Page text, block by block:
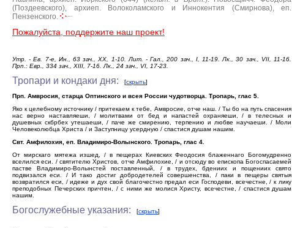
(Поздеевского), архиеп. Волоколамского и Иннокентия (Смирнова), еп.
Пензенского.
Пожалуйста, поддержите наш проект!
Утр. - Ев. 7-е, Ин., 63 зач., ХХ, 1-10. Лит. - Гал., 200 зач., I, 11-19. Лк., 30 зач., VII, 11-16.
Прп.: Евр., 334 зач., XIII, 7-16. Лк., 24 зач., VI, 17-23.
Тропари и кондаки дня: [скрыть]
Прп. Амвросия, старца Оптинского и всея России чудотворца. Тропарь, глас 5.
Яко к целебному источнику / притекаем к тебе, Амвросие, отче наш. / Ты бо на путь спасения
нас верно наставляеши, / молитвами от бед и напастей охраняеши, / в телесных и
душевных скбрбех утешаеши, / паче же смирению, терпению и любве научаеши. / Моли
Человеколюбца Христа / и Заступницу усердную / спастися душам нашим.
Свт. Амфилохия, еп. Владимиро-Волынского. Тропарь, глас 4.
От мирскаго мятежа изшед, / в пещерах Киевских Феодосия блаженнаго Богомудренно
вселился еси. / святителю Христов, отче Амфилохие, / и отсюду во епископа Богоспасаемей
пастве Владимиро-Волынстей поставленный, / в трудех, бдениих и пощениих свято
подвизался еси. / И тако достиг добродетелей совершенства, / паки в пещеры святыя
возвратился еси, / идеже и дух свой благочестно предал еси Господеви, всечестне, / к лику
преподобных Печерских причтен, / с ними же молися Христу, всечестне, / спастися душам
нашим.
Богослужебные указания: [скрыть]